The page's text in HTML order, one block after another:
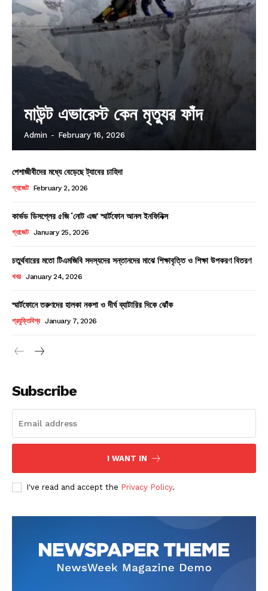
Company
About
Subscription Plans
My account
মাউন্ট এভারেস্ট কেন মৃত্যুর ফাঁদ
Admin - February 16, 2026
পেশাজীবীদের মধ্যে বেড়েছে ট্যাবের চাহিদা
গ্যাজেট February 2, 2026
কার্ভড ডিসপ্লের ৫জি ‘নোট এজ’ স্মার্টফোন আনল ইনফিনিক্স
গ্যাজেট January 25, 2026
চতুর্থবারের মতো টিএমজিবি সদস্যদের সন্তানদের মাঝে শিক্ষাবৃত্তি ও শিক্ষা উপকরণ বিতরণ
খবর January 24, 2026
স্মার্টফোনে তরুণদের হালকা নকশা ও দীর্ঘ ব্যাটারির দিকে ঝোঁক
প্রযুক্তিবিশ্ব January 7, 2026
Subscribe
I WANT IN
I've read and accept the Privacy Policy.